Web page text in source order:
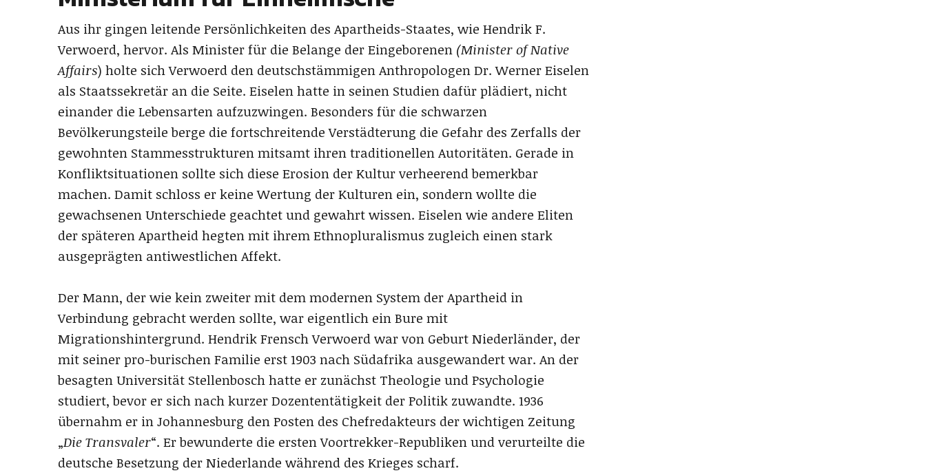
Aus ihr gingen leitende Persönlichkeiten des Apartheids-Staates, wie Hendrik F.
Verwoerd, hervor. Als Minister für die Belange der Eingeborenen (Minister of Native
Affairs) holte sich Verwoerd den deutschstämmigen Anthropologen Dr. Werner Eiselen
als Staatssekretär an die Seite. Eiselen hatte in seinen Studien dafür plädiert, nicht
einander die Lebensarten aufzuzwingen. Besonders für die schwarzen
Bevölkerungsteile berge die fortschreitende Verstädterung die Gefahr des Zerfalls der
gewohnten Stammesstrukturen mitsamt ihren traditionellen Autoritäten. Gerade in
Konfliktsituationen sollte sich diese Erosion der Kultur verheerend bemerkbar
machen. Damit schloss er keine Wertung der Kulturen ein, sondern wollte die
gewachsenen Unterschiede geachtet und gewahrt wissen. Eiselen wie andere Eliten
der späteren Apartheid hegten mit ihrem Ethnopluralismus zugleich einen stark
ausgeprägten antiwestlichen Affekt.
Der Mann, der wie kein zweiter mit dem modernen System der Apartheid in
Verbindung gebracht werden sollte, war eigentlich ein Bure mit
Migrationshintergrund. Hendrik Frensch Verwoerd war von Geburt Niederländer, der
mit seiner pro-burischen Familie erst 1903 nach Südafrika ausgewandert war. An der
besagten Universität Stellenbosch hatte er zunächst Theologie und Psychologie
studiert, bevor er sich nach kurzer Dozententätigkeit der Politik zuwandte. 1936
übernahm er in Johannesburg den Posten des Chefredakteurs der wichtigen Zeitung
„DieTransvaler“. Er bewunderte die ersten Voortrekker-Republiken und verurteilte die
deutsche Besetzung der Niederlande während des Krieges scharf.